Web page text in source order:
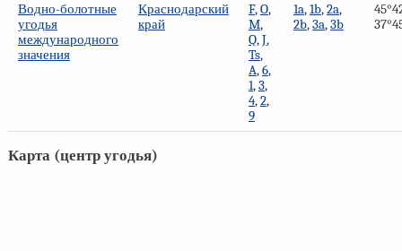
Водно-болотные
угодья
международного
значения
Краснодарский
край
F,O,
M,
Q,J,
Ts,
A,6,
1,3,
4,2,
9
1a,1b,2a,
2b,3a,3b
Карта (центр угодья)